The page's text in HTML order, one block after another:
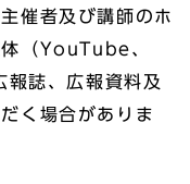
催者及び講師のホ
（YouTube、
報誌、広報資料及
く場合がありま